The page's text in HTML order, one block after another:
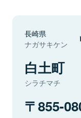
長崎県
ナガサキケン
白土町
シラチマチ
855-